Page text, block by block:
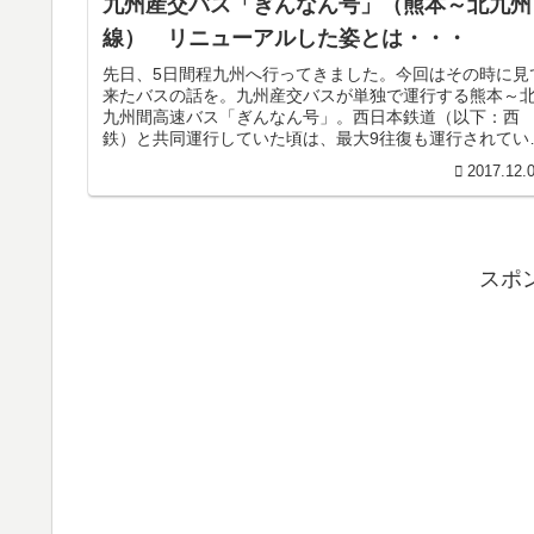
線） リニューアルした姿とは・・・
先日、5日間程九州へ行ってきました。今回はその時に見
来たバスの話を。九州産交バスが単独で運行する熊本～
九州間高速バス「ぎんなん号」。西日本鉄道（以下：西
鉄）と共同運行していた頃は、最大9往復も運行されてい
スポ